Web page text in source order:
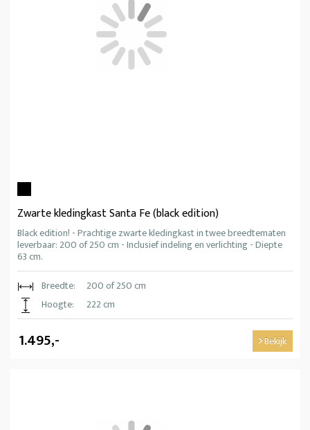
Zwarte kledingkast Santa Fe (black edition)
Black edition! - Prachtige zwarte kledingkast in twee breedtematen
leverbaar: 200 of 250 cm - Inclusief indeling en verlichting - Diepte
63 cm.
Breedte:
200 of 250 cm
Hoogte:
222 cm
1.495,- Bekijk